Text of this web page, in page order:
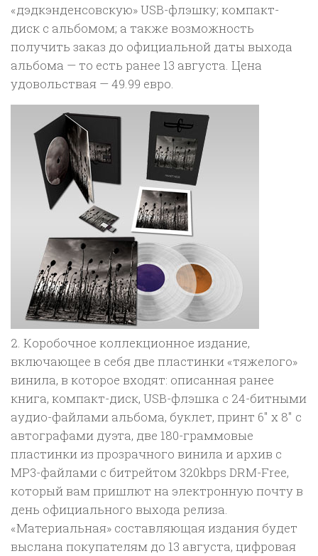
«дэдкэнденсовскую» USB-флэшку; компакт-
диск с альбомом; а также возможность
получить заказ до официальной даты выхода
альбома — то есть ранее 13 августа. Цена
удовольствая — 49.99 евро.
2. Коробочное коллекционное издание,
включающее в себя две пластинки «тяжелого»
винила, в которое входят: описанная ранее
книга, компакт-диск, USB-флэшка с 24-битными
аудио-файлами альбома, буклет, принт 6″ x 8″ с
автографами дуэта, две 180-граммовые
пластинки из прозрачного винила и архив с
MP3-файлами с битрейтом 320kbps DRM-Free,
который вам пришлют на электронную почту в
день официального выхода релиза.
«Материальная» составляющая издания будет
выслана покупателям до 13 августа, цифровая